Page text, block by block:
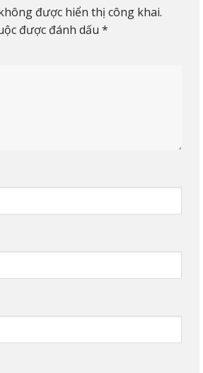
được hiển thị công khai.
được đánh dấu *